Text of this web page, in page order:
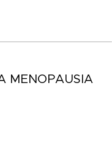
MENOPAUSIA